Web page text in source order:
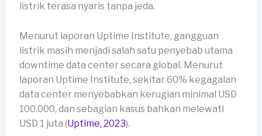
listrik terasa nyaris tanpa jeda.
Menurut laporan Uptime Institute, gangguan
listrik masih menjadi salah satu penyebab utama
downtime data center secara global. Menurut
laporan Uptime Institute, sekitar 60% kegagalan
data center menyebabkan kerugian minimal USD
100.000, dan sebagian kasus bahkan melewati
USD 1 juta (Uptime, 2023).